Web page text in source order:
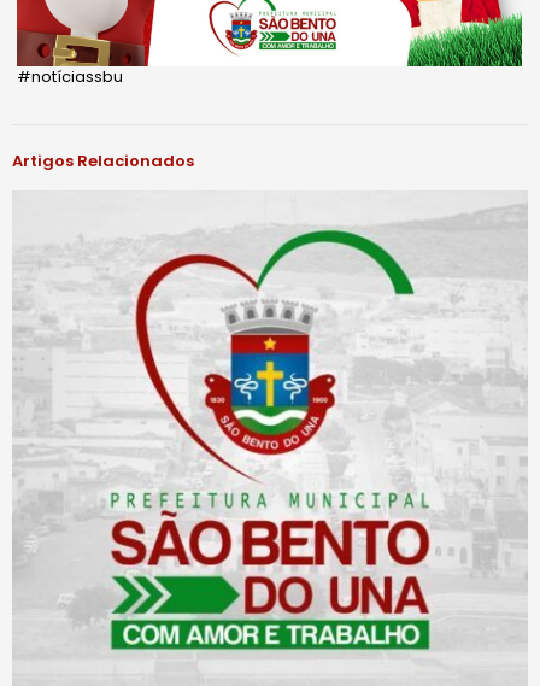
#notíciassbu
Artigos Relacionados